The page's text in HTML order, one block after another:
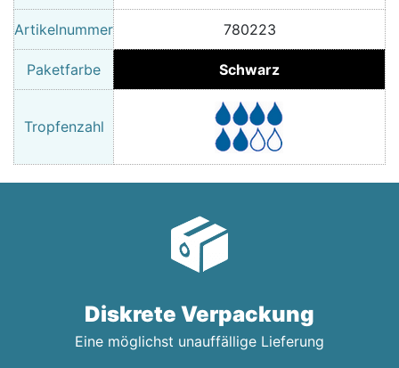
Artikelnummer 780223
Paketfarbe Schwarz
Tropfenzahl
Diskrete Verpackung
Eine möglichst unauffällige Lieferung